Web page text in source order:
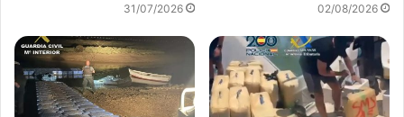
02/08/2026
31/07/2026